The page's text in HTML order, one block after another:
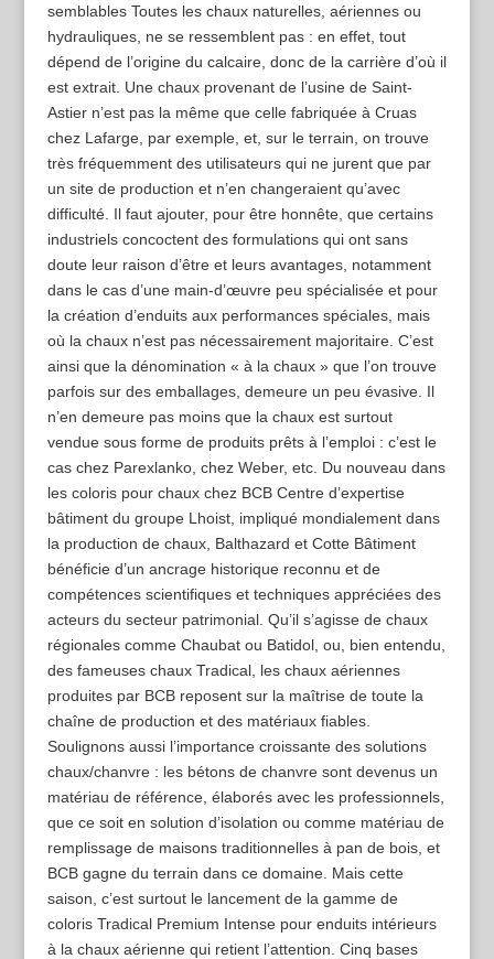
semblables Toutes les chaux naturelles, aériennes ou
hydrauliques, ne se ressemblent pas : en effet, tout
dépend de l’origine du calcaire, donc de la carrière d’où il
est extrait. Une chaux provenant de l’usine de Saint-
Astier n’est pas la même que celle fabriquée à Cruas
chez Lafarge, par exemple, et, sur le terrain, on trouve
très fréquemment des utilisateurs qui ne jurent que par
un site de production et n’en changeraient qu’avec
difficulté. Il faut ajouter, pour être honnête, que certains
industriels concoctent des formulations qui ont sans
doute leur raison d’être et leurs avantages, notamment
dans le cas d’une main-d’œuvre peu spécialisée et pour
la création d’enduits aux performances spéciales, mais
où la chaux n’est pas nécessairement majoritaire. C’est
ainsi que la dénomination « à la chaux » que l’on trouve
parfois sur des emballages, demeure un peu évasive. Il
n’en demeure pas moins que la chaux est surtout
vendue sous forme de produits prêts à l’emploi : c’est le
cas chez Parexlanko, chez Weber, etc. Du nouveau dans
les coloris pour chaux chez BCB Centre d’expertise
bâtiment du groupe Lhoist, impliqué mondialement dans
la production de chaux, Balthazard et Cotte Bâtiment
bénéficie d’un ancrage historique reconnu et de
compétences scientifiques et techniques appréciées des
acteurs du secteur patrimonial. Qu’il s’agisse de chaux
régionales comme Chaubat ou Batidol, ou, bien entendu,
des fameuses chaux Tradical, les chaux aériennes
produites par BCB reposent sur la maîtrise de toute la
chaîne de production et des matériaux fiables.
Soulignons aussi l’importance croissante des solutions
chaux/chanvre : les bétons de chanvre sont devenus un
matériau de référence, élaborés avec les professionnels,
que ce soit en solution d’isolation ou comme matériau de
remplissage de maisons traditionnelles à pan de bois, et
BCB gagne du terrain dans ce domaine. Mais cette
saison, c’est surtout le lancement de la gamme de
coloris Tradical Premium Intense pour enduits intérieurs
à la chaux aérienne qui retient l’attention. Cinq bases